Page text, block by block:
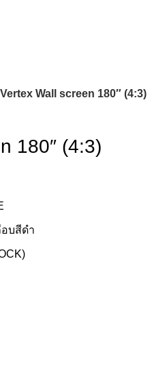
Vertex Wall screen 180″ (4:3)
180″ (4:3)
บสีดำ